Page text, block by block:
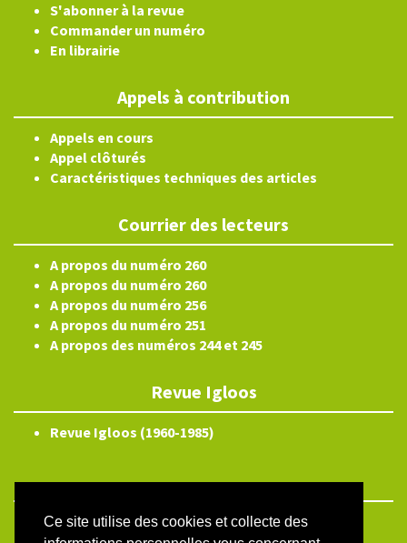
Ce site utilise des cookies et collecte des
S'abonner à la revue
Commander un numéro
En librairie
Appels à contribution
Appels en cours
Appel clôturés
Caractéristiques techniques des articles
Courrier des lecteurs
A propos du numéro 260
A propos du numéro 260
A propos du numéro 256
A propos du numéro 251
A propos des numéros 244 et 245
Revue Igloos
Revue Igloos (1960-1985)
ISSN électronique 2804-3359